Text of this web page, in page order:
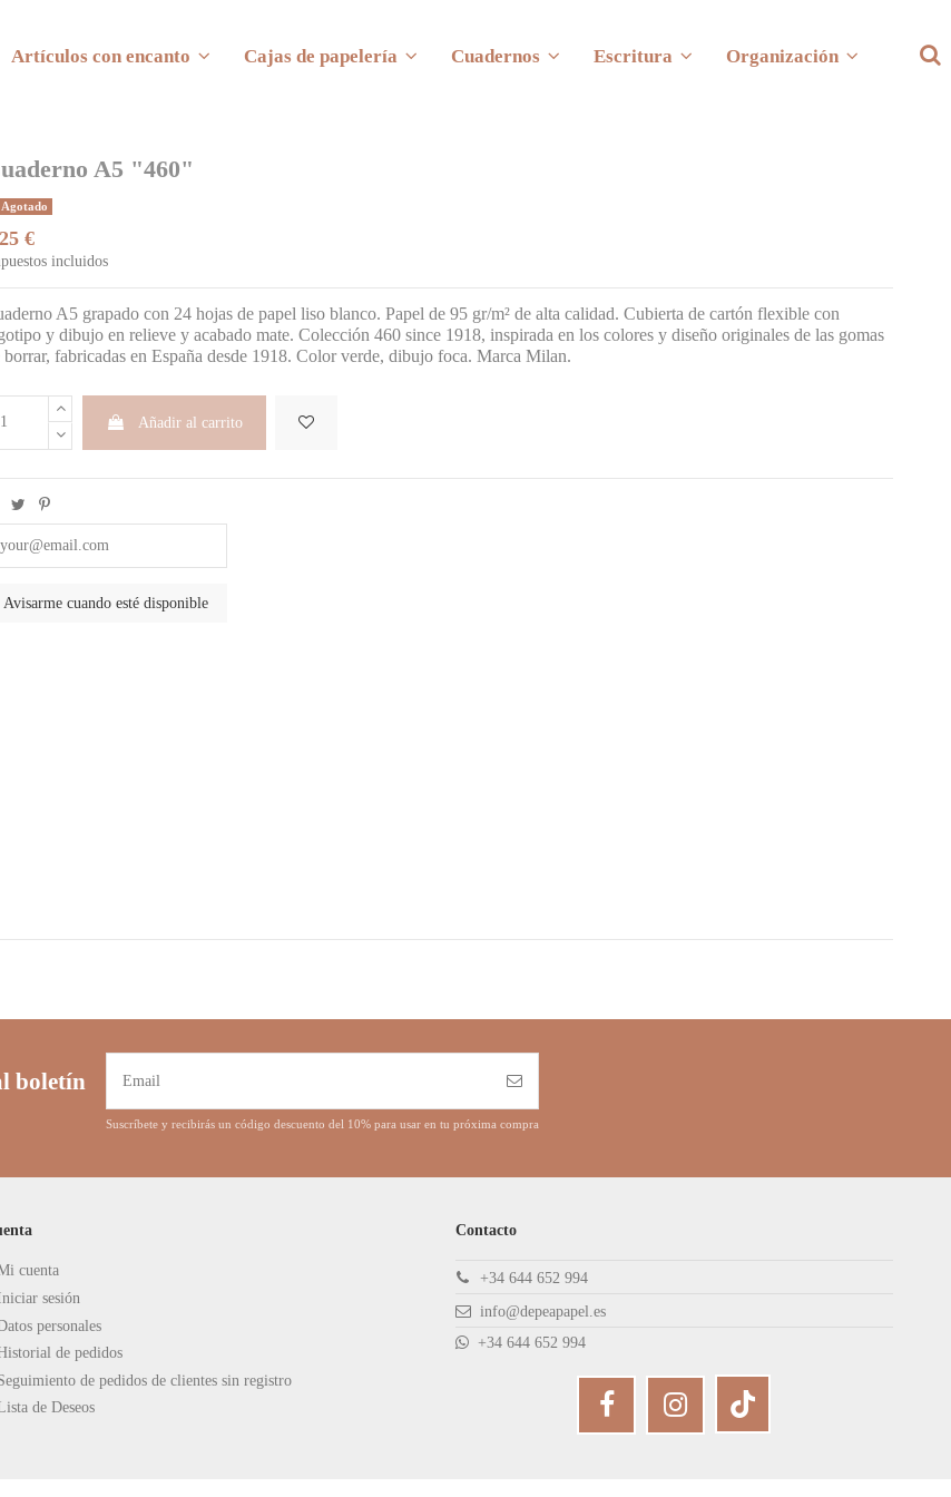
Artículos con encanto Cajas de papelería Cuadernos Escritura Organización
A5 "460"
€
incluidos
A5 grapado con 24 hojas de papel liso blanco. Papel de 95 gr/m² de alta calidad. Cubierta de cartón flexible con
y dibujo en relieve y acabado mate. Colección 460 since 1918, inspirada en los colores y diseño originales de las gomas
borrar, fabricadas en España desde 1918. Color verde, dibujo foca. Marca Milan.
Añadir al carrito
boletín
Suscríbete y recibirás un código descuento del 10% para usar en tu próxima compra
cuenta
sesión
personales
de pedidos
de pedidos de clientes sin registro
de Deseos
Contacto
+34 644 652 994
info@depeapapel.es
+34 644 652 994